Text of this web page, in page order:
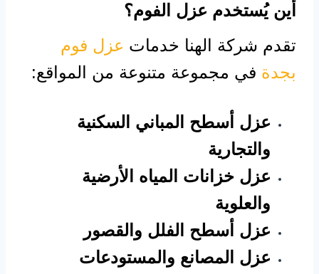
أين يُستخدم عزل الفوم؟
تقدم شركة الهنا خدمات عزل فوم
بجدة في مجموعة متنوعة من المواقع:
عزل أسطح المباني السكنية
والتجارية
عزل خزانات المياه الأرضية
والعلوية
عزل أسطح الفلل والقصور
عزل المصانع والمستودعات